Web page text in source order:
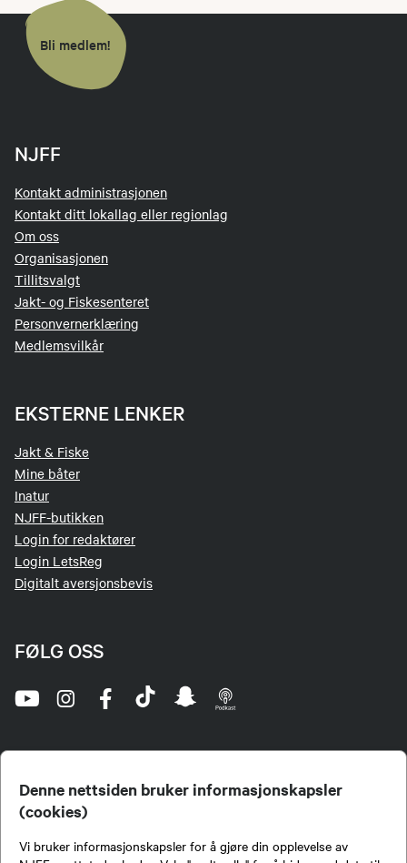
Denne nettsiden bruker informasjonskapsler
(cookies)
Vi bruker informasjonskapsler for å gjøre din opplevelse av
Bli medlem!
NJFF
Kontakt administrasjonen
Kontakt ditt lokallag eller regionlag
Om oss
Organisasjonen
Tillitsvalgt
Jakt- og Fiskesenteret
Personvernerklæring
Medlemsvilkår
EKSTERNE LENKER
Jakt & Fiske
Mine båter
Inatur
NJFF-butikken
Login for redaktører
Login LetsReg
Digitalt aversjonsbevis
FØLG OSS
jegere og sportsfiskere og et av de viktigste miljøene for formidling av kunnskap om jakt og